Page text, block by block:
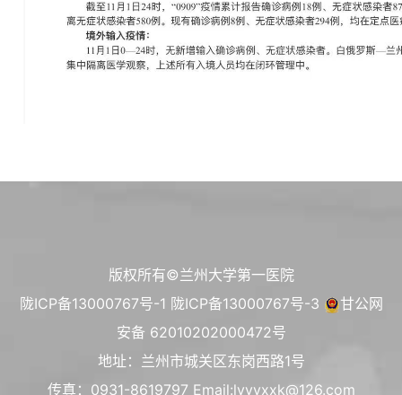
版权所有©兰州大学第一医院
陇ICP备13000767号-1 陇ICP备13000767号-3
甘公网
安备 62010202000472号
地址：兰州市城关区东岗西路1号
传真：0931-8619797 Email:lyyyxxk@126.com